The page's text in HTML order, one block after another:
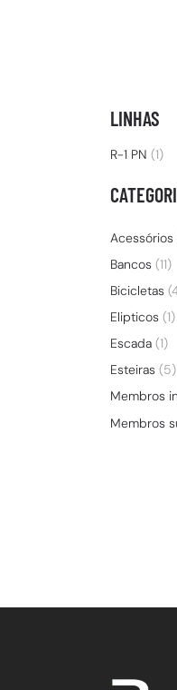
LINHAS
R-1 PN (1)
Acessórios
Bancos (11)
Bicicletas
Elipticos (1)
Escada (1)
Esteiras (5)
Membros
Membros